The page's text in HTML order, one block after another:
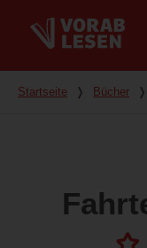
Du bist hier
Startseite ❭ Bücher ❭